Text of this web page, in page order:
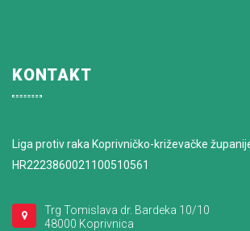
KONTAKT
Liga protiv raka Koprivničko-križevačke
HR2223860021100510561
Trg Tomislava dr. Bardeka 10/10
48000 Koprivnica